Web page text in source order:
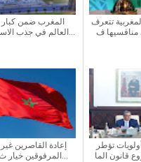
المغرب ضمن كبار
العالم في جذب الاست...
تتعرف
إعادة القاصرين غير
المرفوقين خيار ث...
أولويات تؤطر